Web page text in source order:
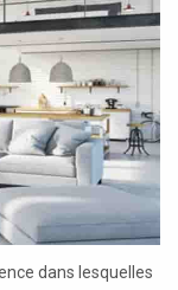
dans lesquelles